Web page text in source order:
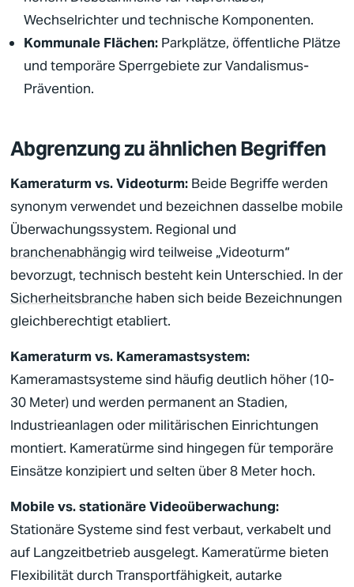
Wechselrichter und technische Komponenten.
Kommunale Flächen:Parkplätze, öffentliche Plätze
und temporäre Sperrgebiete zur Vandalismus-
Prävention.
Abgrenzung zu ähnlichen Begriffen
Kameraturm vs. Videoturm: Beide Begriffe werden
synonym verwendet und bezeichnen dasselbe mobile
Überwachungssystem. Regional und
branchenabhängig wird teilweise „Videoturm“
bevorzugt, technisch besteht kein Unterschied. In der
Sicherheitsbranche haben sich beide Bezeichnungen
gleichberechtigt etabliert.
Kameraturm vs. Kameramastsystem:
Kameramastsysteme sind häufig deutlich höher (10-
30 Meter) und werden permanent an Stadien,
Industrieanlagen oder militärischen Einrichtungen
montiert. Kameratürme sind hingegen für temporäre
Einsätze konzipiert und selten über 8 Meter hoch.
Mobile vs. stationäreVideoüberwachung:
Stationäre Systeme sind fest verbaut, verkabelt und
auf Langzeitbetrieb ausgelegt. Kameratürme bieten
Flexibilität durch Transportfähigkeit, autarke